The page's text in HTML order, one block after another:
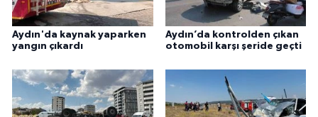
Aydın'da kaynak yaparken
yangın çıkardı
Aydın’da kontrolden çıkan
otomobil karşı şeride geçti